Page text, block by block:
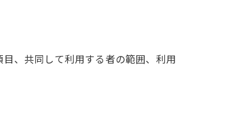
、共同して利用する者の範囲、利用